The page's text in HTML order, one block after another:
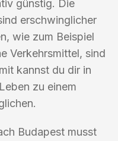
günstig. Die
erschwinglicher
wie zum Beispiel
Verkehrsmittel, sind
kannst du dir in
zu einem
Budapest musst